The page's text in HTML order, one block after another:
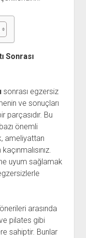
Sonrası
sonrası egzersiz
ve sonuçları
parçasıdır. Bu
önemli
ameliyattan
uyum sağlamak
önerileri arasında
pilates gibi
sahiptir. Bunlar